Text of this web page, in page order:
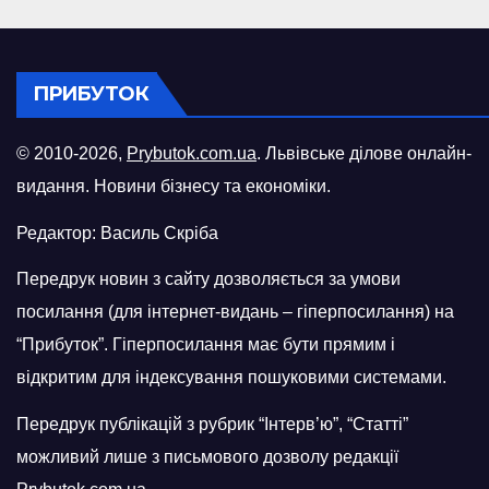
ПРИБУТОК
© 2010-2026, Prybutok.com.ua. Львівське ділове онлайн-
видання. Новини бізнесу та економіки.
Редактор: Василь Скріба
Передрук новин з сайту дозволяється за умови
посилання (для інтернет-видань – гіперпосилання) на
“Прибуток”. Гіперпосилання має бути прямим і
відкритим для індексування пошуковими системами.
Передрук публікацій з рубрик “Інтерв’ю”, “Статті”
можливий лише з письмового дозволу редакції